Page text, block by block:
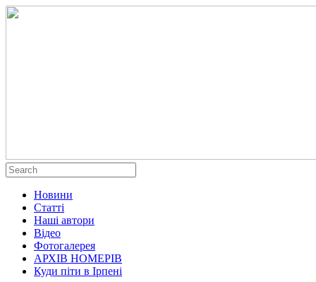
Новини
Статті
Наші автори
Відео
Фотогалерея
АРХІВ НОМЕРІВ
Куди піти в Ірпені